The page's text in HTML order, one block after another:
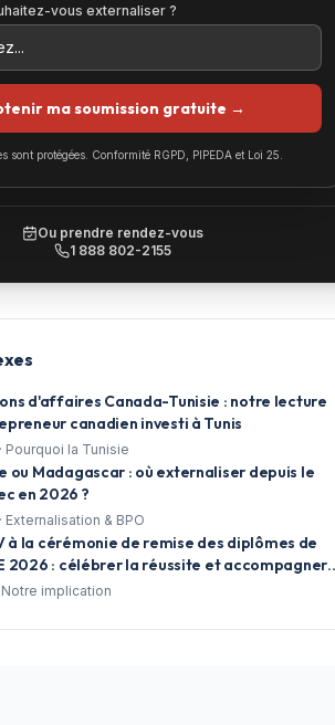
vous externaliser ?
ma soumission gratuite →
sont protégées. Conformité RGPD, PIPEDA et Loi 25.
Ou prendre rendez-vous
1 888 802-2155
d'affaires Canada-Tunisie : notre lecture
canadien investi à Tunis
Pourquoi la Tunisie
ou Madagascar : où externaliser depuis le
en 2026 ?
Externalisation & BPO
à la cérémonie de remise des diplômes de
2026 : célébrer la réussite et accompagner
de demain
Notre implication